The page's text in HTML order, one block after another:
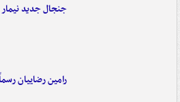
جنجال جدید
رامین رضاییان